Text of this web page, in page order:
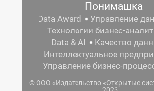
Понимашка
Data Award
Управление
Технологии бизнес-
Data & AI
Качество
Интеллектуальное
Управление бизнес-
© ООО «Издательство «Открытые